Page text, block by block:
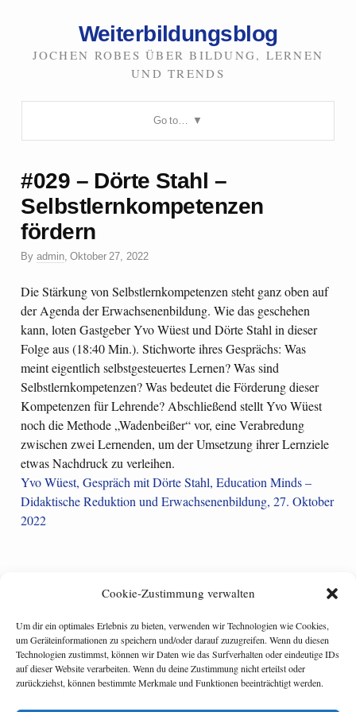
Cookie-Zustimmung verwalten
Um dir ein optimales Erlebnis zu bieten, verwenden wir Technologien wie Cookies,
um Geräteinformationen zu speichern und/oder darauf zuzugreifen. Wenn du diesen
Technologien zustimmst, können wir Daten wie das Surfverhalten oder eindeutige IDs
auf dieser Website verarbeiten. Wenn du deine Zustimmung nicht erteilst oder
zurückziehst, können bestimmte Merkmale und Funktionen beeinträchtigt werden.
Weiterbildungsblog
JOCHEN ROBES ÜBER BILDUNG, LERNEN
UND TRENDS
Go to…
#029 – Dörte Stahl –
Selbstlernkompetenzen
fördern
By admin,Oktober 27, 2022
Die Stärkung von Selbstlernkompetenzen steht ganz oben auf
der Agenda der Erwachsenenbildung. Wie das geschehen
kann, loten Gastgeber Yvo Wüest und Dörte Stahl in dieser
Folge aus (18:40 Min.). Stichworte ihres Gesprächs: Was
meint eigentlich selbstgesteuertes Lernen? Was sind
Selbstlernkompetenzen? Was bedeutet die Förderung dieser
Kompetenzen für Lehrende? Abschließend stellt Yvo Wüest
noch die Methode „Wadenbeißer“ vor, eine Verabredung
zwischen zwei Lernenden, um der Umsetzung ihrer Lernziele
etwas Nachdruck zu verleihen.
Yvo Wüest, Gespräch mit Dörte Stahl, Education Minds –
Didaktische Reduktion und Erwachsenenbildung, 27. Oktober
2022
weiterbildung allgemein
selbstlernkompetenzen
Lernerfahrungen aus der Krise bei der Lufthansa mit Martina Ahnert
und Hans-Jürgen Klement